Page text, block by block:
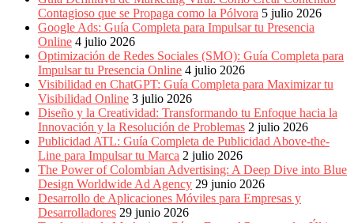
BTL,
Periódicos
Producción
Gráfica
Colombia.
Contagioso que se Propaga como la Pólvora 5 julio 2026
Google Ads: Guía Completa para Impulsar tu Presencia
Online 4 julio 2026
Optimización de Redes Sociales (SMO): Guía Completa para
Impulsar tu Presencia Online 4 julio 2026
Visibilidad en ChatGPT: Guía Completa para Maximizar tu
Visibilidad Online 3 julio 2026
Diseño y la Creatividad: Transformando tu Enfoque hacia la
Innovación y la Resolución de Problemas 2 julio 2026
Publicidad ATL: Guía Completa de Publicidad Above-the-
Line para Impulsar tu Marca 2 julio 2026
The Power of Colombian Advertising: A Deep Dive into Blue
Design Worldwide Ad Agency 29 junio 2026
Desarrollo de Aplicaciones Móviles para Empresas y
Desarrolladores 29 junio 2026